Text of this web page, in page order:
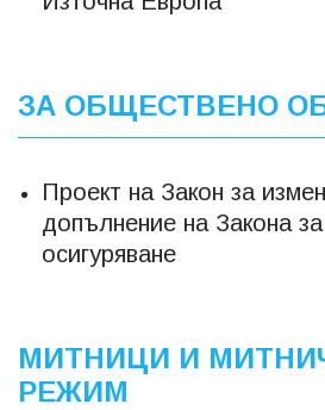
ЗА ОБЩЕСТВЕНО
Проект на Закон за
допълнение на Закона
осигуряване
МИТНИЦИ И
РЕЖИМ